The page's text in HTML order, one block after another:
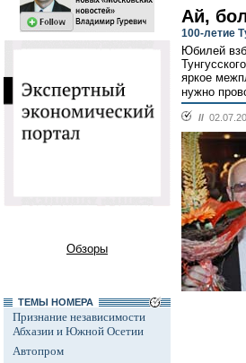
Обзоры
ТЕМЫ НОМЕРА
Признание независимости
Абхазии и Южной Осетии
Автопром
Ай,
100-летие
Юбилей
яркое
нужно
//